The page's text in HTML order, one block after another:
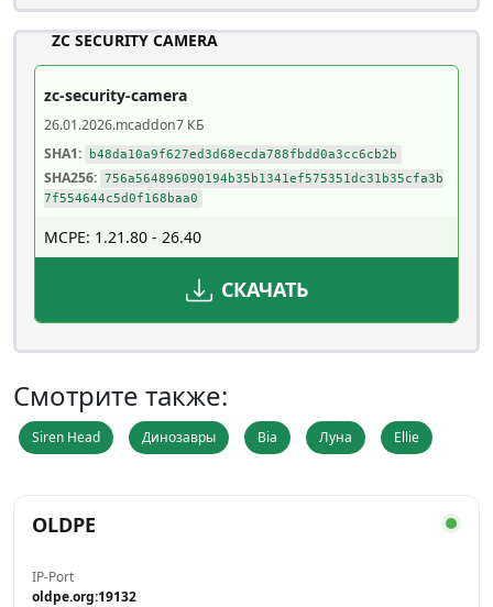
ZC SECURITY CAMERA
zc-security-camera
26.01.2026.mcaddon7 КБ
SHA1:
b48da10a9f627ed3d68ecda788fbdd0a3cc6cb2b
SHA256: 756a564896090194b35b1341ef575351dc31b35cfa3b
7f554644c5d0f168baa0
MCPE: 1.21.80 - 26.40
СКАЧАТЬ
Смотрите также:
Siren Head Динозавры Bia Луна Ellie
OLDPE
IP-Port
oldpe.org:19132